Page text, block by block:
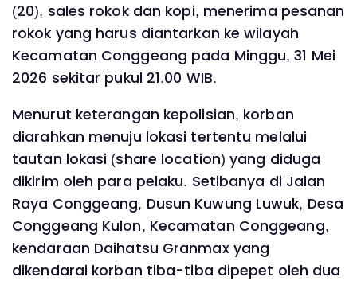
(20), sales rokok dan kopi, menerima pesanan
rokok yang harus diantarkan ke wilayah
Kecamatan Conggeang pada Minggu, 31 Mei
2026 sekitar pukul 21.00 WIB.
Menurut keterangan kepolisian, korban
diarahkan menuju lokasi tertentu melalui
tautan lokasi (share location) yang diduga
dikirim oleh para pelaku. Setibanya di Jalan
Raya Conggeang, Dusun Kuwung Luwuk, Desa
Conggeang Kulon, Kecamatan Conggeang,
kendaraan Daihatsu Granmax yang
dikendarai korban tiba-tiba dipepet oleh dua